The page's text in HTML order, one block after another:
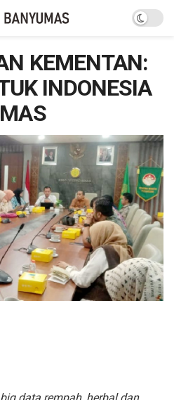
KEMENTAN:
INDONESIA